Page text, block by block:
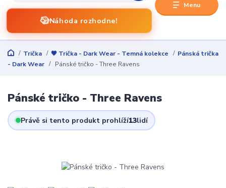
Menu
🎲Náhoda rozhodne!
Trička 🖤 Trička - Dark Wear - Temná kolekce
Pánská trička
- Dark Wear
Pánské tričko - Three Ravens
Pánské tričko - Three Ravens
Právě si tento produkt prohlíží13lidí